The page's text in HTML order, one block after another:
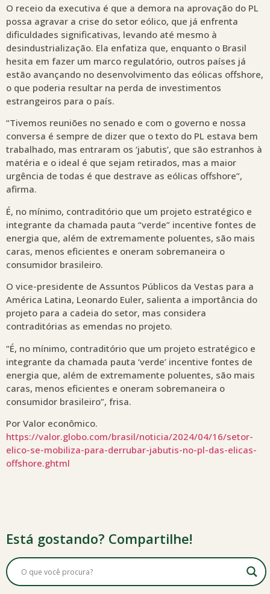
O receio da executiva é que a demora na aprovação do PL
possa agravar a crise do setor eólico, que já enfrenta
dificuldades significativas, levando até mesmo à
desindustrialização. Ela enfatiza que, enquanto o Brasil
hesita em fazer um marco regulatório, outros países já
estão avançando no desenvolvimento das eólicas offshore,
o que poderia resultar na perda de investimentos
estrangeiros para o país.
“Tivemos reuniões no senado e com o governo e nossa
conversa é sempre de dizer que o texto do PL estava bem
trabalhado, mas entraram os ‘jabutis’, que são estranhos à
matéria e o ideal é que sejam retirados, mas a maior
urgência de todas é que destrave as eólicas offshore”,
afirma.
É, no mínimo, contraditório que um projeto estratégico e
integrante da chamada pauta “verde” incentive fontes de
energia que, além de extremamente poluentes, são mais
caras, menos eficientes e oneram sobremaneira o
consumidor brasileiro.
O vice-presidente de Assuntos Públicos da Vestas para a
América Latina, Leonardo Euler, salienta a importância do
projeto para a cadeia do setor, mas considera
contraditórias as emendas no projeto.
“É, no mínimo, contraditório que um projeto estratégico e
integrante da chamada pauta ‘verde’ incentive fontes de
energia que, além de extremamente poluentes, são mais
caras, menos eficientes e oneram sobremaneira o
consumidor brasileiro”, frisa.
Por Valor econômico.
https://valor.globo.com/brasil/noticia/2024/04/16/setor-
elico-se-mobiliza-para-derrubar-jabutis-no-pl-das-elicas-
offshore.ghtml
Está gostando? Compartilhe!